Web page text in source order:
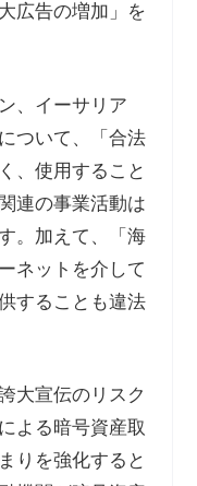
広告の増加」を
、イーサリア
ついて、「合法
、使用すること
連の事業活動は
。加えて、「海
ネットを介して
することも違法
大宣伝のリスク
よる暗号資産取
りを強化すると